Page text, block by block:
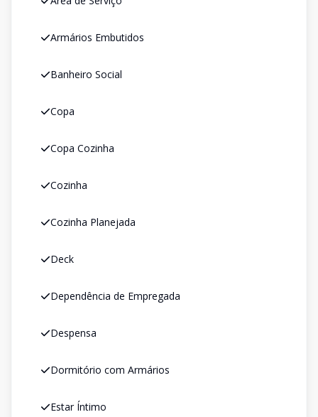
Armários Embutidos
Banheiro Social
Copa
Copa Cozinha
Cozinha
Cozinha Planejada
Deck
Dependência de Empregada
Despensa
Dormitório com Armários
Estar Íntimo